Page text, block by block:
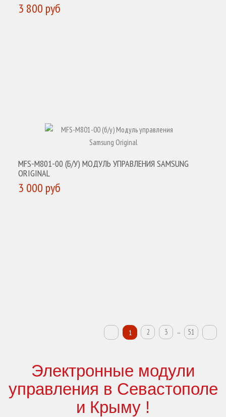
3 800 руб
MFS-M801-00 (Б/У) МОДУЛЬ УПРАВЛЕНИЯ SAMSUNG
ORIGINAL
3 000 руб
1 2 3 ... 51
Электронные модули
управления в Севастополе
и Крыму !